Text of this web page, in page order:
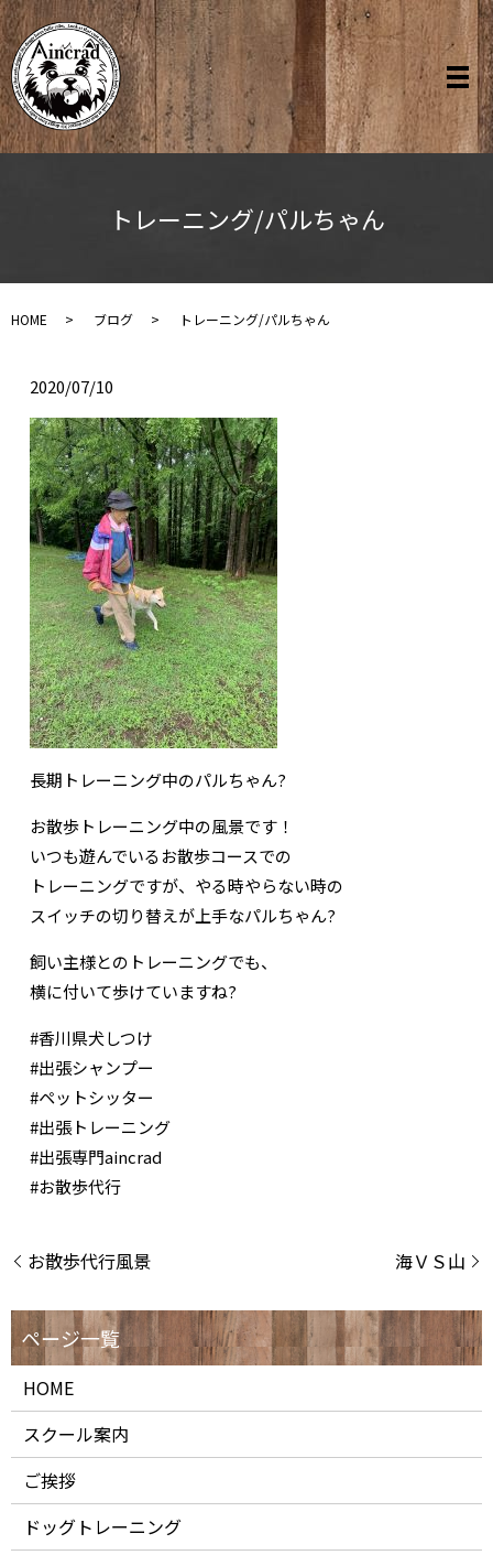
トレーニング/パルちゃん
HOME ブログ トレーニング/パルちゃん
2020/07/10
長期トレーニング中のパルちゃん?
お散歩トレーニング中の風景です！
いつも遊んでいるお散歩コースでの
トレーニングですが、やる時やらない時の
スイッチの切り替えが上手なパルちゃん?
飼い主様とのトレーニングでも、
横に付いて歩けていますね?
#香川県犬しつけ
#出張シャンプー
#ペットシッター
#出張トレーニング
#出張専門aincrad
#お散歩代行
お散歩代行風景 海ＶＳ山
HOME
スクール案内
ご挨拶
ドッグトレーニング